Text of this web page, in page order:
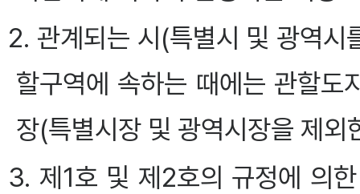
2. 관계되는 시(특별시 및 광역
할구역에 속하는 때에는 관할도
장(특별시장 및 광역시장을 제외
3. 제1호 및 제2호의 규정에 의